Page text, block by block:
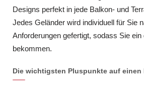
Designs perfekt in jede Balkon- und
Jedes Geländer wird individuell für Sie
Anforderungen gefertigt, sodass Sie
bekommen.
Die wichtigsten Pluspunkte auf einen